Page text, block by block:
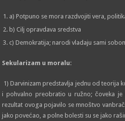
a) Potpuno se mora razdvojiti vera,
b) Cilj opravdava sredstva
c) Demokratija; narodi vladaju sami
Sekularizam u moralu:
1) Darvinizam predstavlja jednu od teorija
i pohvalno preobratio u ružno; čoveka
rezultat ovoga pojavilo se mnoštvo
jako povećao, a polne bolesti su se jako